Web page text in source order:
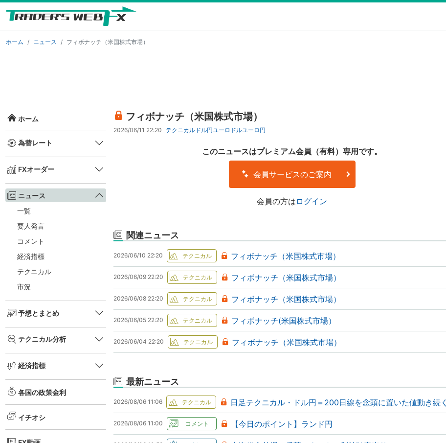
ホーム ニュース フィボナッチ（米国株式市場）
ホーム
為替レート
FXオーダー
ニュース
一覧
要人発言
コメント
経済指標
テクニカル
市況
予想とまとめ
テクニカル分析
経済指標
各国の政策金利
イチオシ
フィボナッチ（米国株式市場）
2026/06/11 22:20 テクニカル ドル円ユーロドルユーロ円
このニュースはプレミアム会員（有料）専用です。
会員サービスのご案内
会員の方は ログイン
関連ニュース
2026/06/10 22:20 フィボナッチ（米国株式市場）
2026/06/09 22:20 フィボナッチ（米国株式市場）
2026/06/08 22:20 フィボナッチ（米国株式市場）
2026/06/05 22:20 フィボナッチ(米国株式市場）
2026/06/04 22:20 フィボナッチ（米国株式市場）
最新ニュース
2026/08/06 11:06 日足テクニカル・ドル円＝200日線を念頭に置いた値動き続く
2026/08/06 11:00 【今日のポイント】ランド円